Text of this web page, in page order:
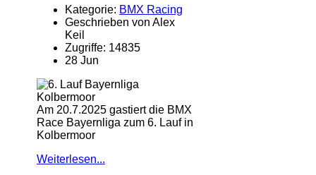
Kategorie: BMX Racing
Geschrieben von Alex
Keil
Zugriffe: 14835
28 Jun
Am 20.7.2025 gastiert die BMX
Race Bayernliga zum 6. Lauf in
Kolbermoor
Weiterlesen...